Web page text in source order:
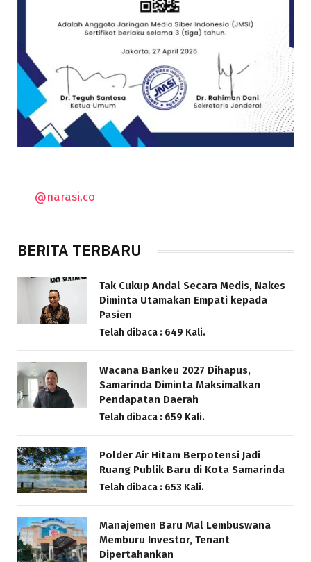
@narasi.co
BERITA TERBARU
Tak Cukup Andal Secara Medis, Nakes
Diminta Utamakan Empati kepada
Pasien
Telah dibaca : 649 Kali.
Wacana Bankeu 2027 Dihapus,
Samarinda Diminta Maksimalkan
Pendapatan Daerah
Telah dibaca : 659 Kali.
Polder Air Hitam Berpotensi Jadi
Ruang Publik Baru di Kota Samarinda
Telah dibaca : 653 Kali.
Manajemen Baru Mal Lembuswana
Memburu Investor, Tenant
Dipertahankan